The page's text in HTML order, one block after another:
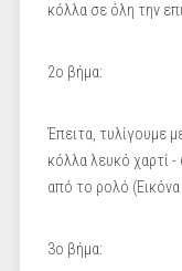
κόλλα σε όλη την
2ο βήμα:
Έπειτα, τυλίγουμε
κόλλα λευκό χαρτί
από το ρολό (Εικόνα
3ο βήμα: